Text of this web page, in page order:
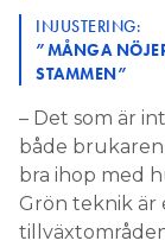
INJUSTERING:
”MÅNGA
STAMMEN”
– Det som är
både brukaren
bra ihop med
Grön teknik är